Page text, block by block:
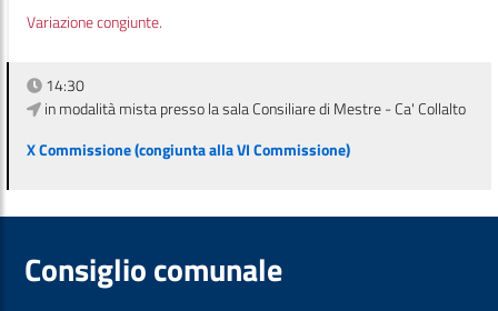
Variazione congiunte.
14:30
in modalità mista presso la sala Consiliare di Mestre - Ca' Collalto
X Commissione (congiunta alla VI Commissione)
Consiglio comunale